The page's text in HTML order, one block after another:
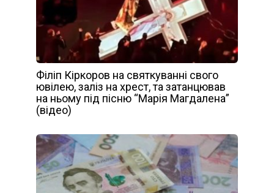
Філіп Кіркоров на святкуванні свого
ювілею, заліз на хрест, та затанцював
на ньому під пісню “Марія Магдалена”
(відео)